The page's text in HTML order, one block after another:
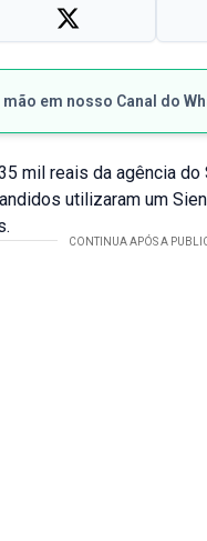
em nosso Canal do
mil reais da agência
utilizaram um